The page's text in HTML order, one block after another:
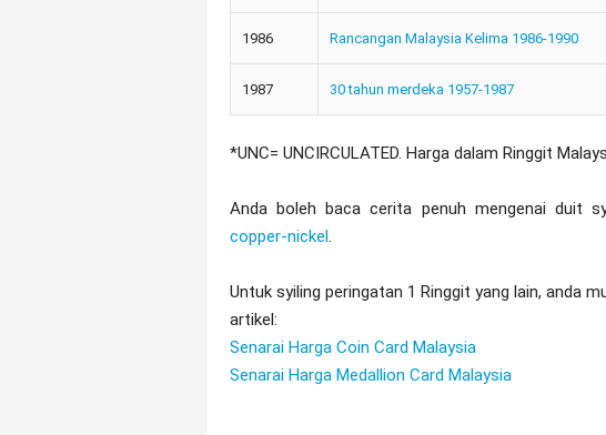
1986 Rancangan Malaysia Kelima 1986-1990
1987 30 tahun merdeka 1957-1987
*UNC= UNCIRCULATED. Harga dalam Ringgit
Anda boleh baca cerita penuh mengenai duit
copper-nickel.
Untuk syiling peringatan 1 Ringgit yang lain, anda
artikel:
Senarai Harga Coin Card Malaysia
Senarai Harga Medallion Card Malaysia